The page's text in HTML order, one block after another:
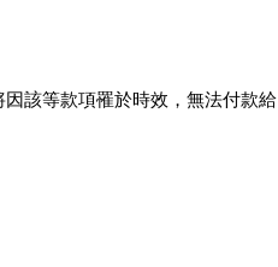
該等款項罹於時效，無法付款給